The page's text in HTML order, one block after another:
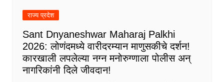
राज्य प्रदेश
Sant Dnyaneshwar Maharaj Palkhi
2026: लोणंदमध्ये वारीदरम्यान माणुसकीचे दर्शन!
कारखाली लपलेल्या नग्न मनोरुग्णाला पोलीस अन्
नागरिकांनी दिले जीवदान!